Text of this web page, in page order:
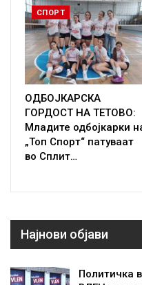
СПОРТ
ОДБОЈКАРСКА
ГОРДОСТ НА ТЕТОВО:
Младите одбојкарки
„Топ Спорт“ патуваат
во Сплит…
Најнови објави
Политичка